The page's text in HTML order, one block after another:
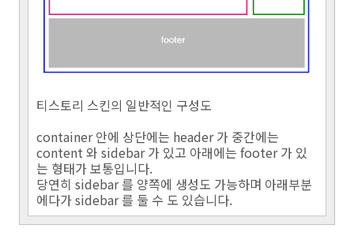
티스토리 스킨의 일반적인 구성도
container 안에 상단에는 header 가 중간에는
content 와 sidebar 가 있고 아래에는 footer 가 있
는 형태가 보통입니다.
당연히 sidebar 를 양쪽에 생성도 가능하며 아래부분
에다가 sidebar 를 둘 수 도 있습니다.